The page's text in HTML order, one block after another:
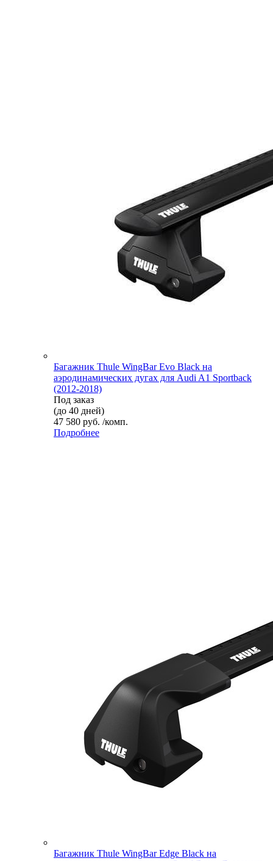
Багажник Thule WingBar Evo Black на
аэродинамических дугах для Audi A1 Sportback
(2012-2018)
Под заказ
(до 40 дней)
47 580 руб. /комп.
Подробнее
Багажник Thule WingBar Edge Black на